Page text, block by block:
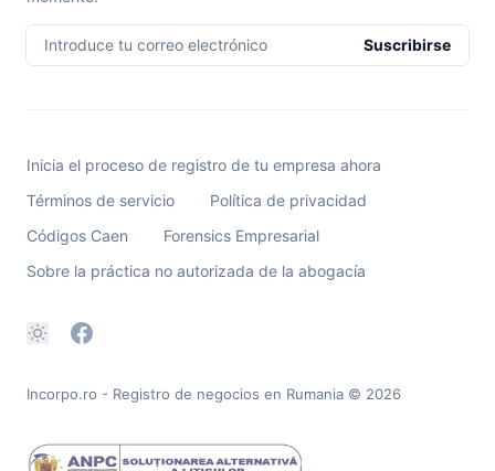
Introduce tu correo electrónico Suscribirse
Inicia el proceso de registro de tu empresa ahora
Términos de servicio
Política de privacidad
Códigos Caen
Forensics Empresarial
Sobre la práctica no autorizada de la abogacía
Incorpo.ro - Registro de negocios en Rumania © 2026